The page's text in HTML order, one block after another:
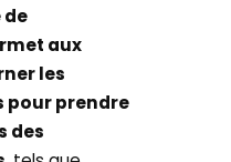
de
aux
les
pour prendre
des